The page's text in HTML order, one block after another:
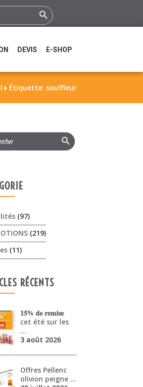
Search Button
DEVIS E-SHOP
 Étiquette: souffleur
Search Button
(97)
(219)
(11)
RÉCENTS
𝟏𝟓% 𝐝𝐞 𝐫𝐞𝐦𝐢𝐬𝐞
cet été sur les
…
3 août 2026
Offres Pellenc
olivion peigne …